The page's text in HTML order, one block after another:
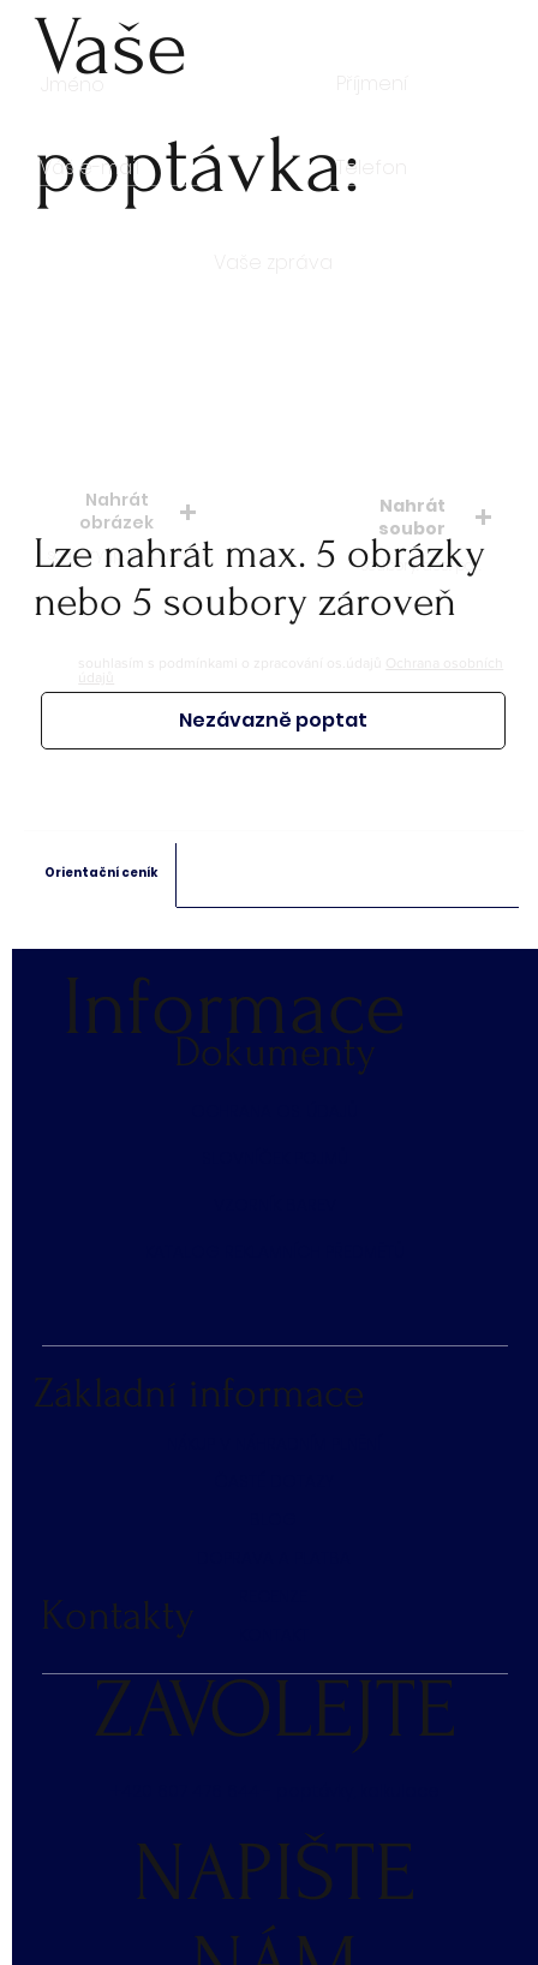
Vaše
poptávka:
Nahrát
obrázek
soubory: jpeg, jpg, png
Nahrát
soubor
soubory: doc. pdf.
Lze nahrát max. 5 obrázky
nebo 5 soubory zároveň
souhlasím s podmínkami o zpracování os.údajů
Ochrana osobních
údajů
Nezávazně poptat
Orientační ceník
Kontakty
ZAVOLEJTE
NAPIŠTE
Dokumenty
Informace
Základní informace